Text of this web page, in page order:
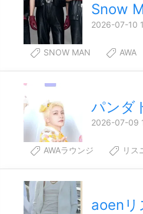
Snow
2026-07-10
SNOW MAN AWA
パンダ
2026-07-09
AWAラウンジ リス
aoenリ